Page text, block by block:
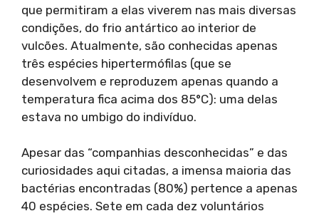
que permitiram a elas viverem nas mais diversas
condições, do frio antártico ao interior de
vulcões. Atualmente, são conhecidas apenas
três espécies hipertermófilas (que se
desenvolvem e reproduzem apenas quando a
temperatura fica acima dos 85°C): uma delas
estava no umbigo do indivíduo.
Apesar das “companhias desconhecidas” e das
curiosidades aqui citadas, a imensa maioria das
bactérias encontradas (80%) pertence a apenas
40 espécies. Sete em cada dez voluntários